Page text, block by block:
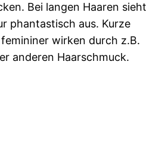
Bei langen Haaren sieht
phantastisch aus. Kurze
wirken durch z.B.
anderen Haarschmuck.